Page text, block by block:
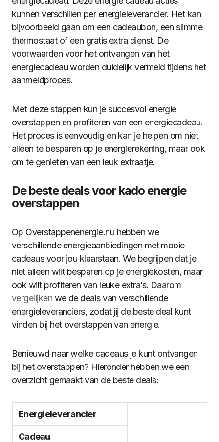
kunnen verschillen per energieleverancier. Het kan
bijvoorbeeld gaan om een cadeaubon, een slimme
thermostaat of een gratis extra dienst. De
voorwaarden voor het ontvangen van het
energiecadeau worden duidelijk vermeld tijdens het
aanmeldproces.
Met deze stappen kun je succesvol energie
overstappen en profiteren van een energiecadeau.
Het proces is eenvoudig en kan je helpen om niet
alleen te besparen op je energierekening, maar ook
om te genieten van een leuk extraatje.
De beste deals voor kado energie
overstappen
Op Overstappenenergie.nu hebben we
verschillende energieaanbiedingen met mooie
cadeaus voor jou klaarstaan. We begrijpen dat je
niet alleen wilt besparen op je energiekosten, maar
ook wilt profiteren van leuke extra’s. Daarom
vergelijken we de deals van verschillende
energieleveranciers, zodat jij de beste deal kunt
vinden bij het overstappen van energie.
Benieuwd naar welke cadeaus je kunt ontvangen
bij het overstappen? Hieronder hebben we een
overzicht gemaakt van de beste deals:
Energieleverancier
Cadeau